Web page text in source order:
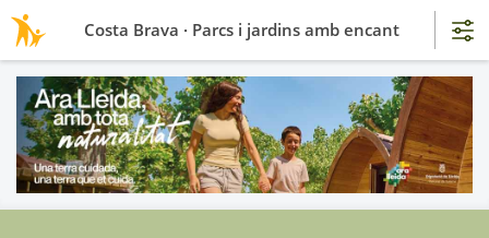
Costa Brava · Parcs i jardins amb encant